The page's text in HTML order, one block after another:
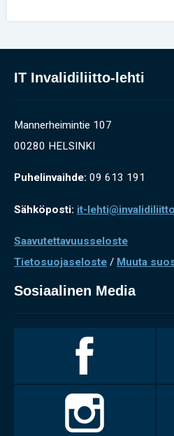
IT Invalidiliitto-lehti
Mannerheimintie 107
00280 HELSINKI
Puhelinvaihde: 09 613 191
Sähköposti: it-
Saavutettavuusseloste
Tietosuojaseloste / Muuta
Sosiaalinen Media
Facebookissa
Invalidiliitto
Instagramissa